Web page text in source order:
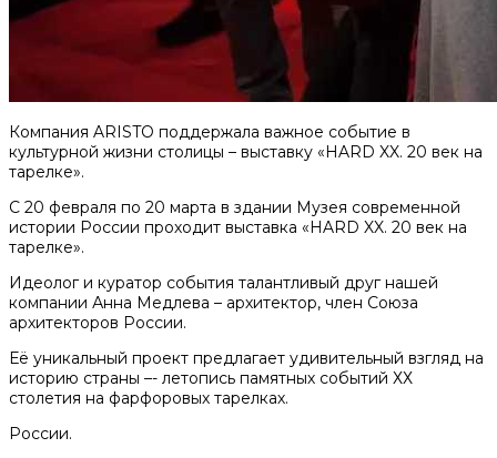
Компания ARISTO поддержала важное событие в
культурной жизни столицы – выставку «HARD XX. 20 век на
тарелке».
С 20 февраля по 20 марта в здании Музея современной
истории России проходит выставка «HARD XX. 20 век на
тарелке».
Идеолог и куратор события талантливый друг нашей
компании Анна Медлева – архитектор, член Союза
архитекторов России.
Её уникальный проект предлагает удивительный взгляд на
историю страны –- летопись памятных событий ХХ
столетия на фарфоровых тарелках.
России.